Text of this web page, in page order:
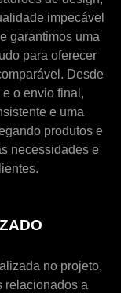
impecável
garantimos uma
para oferecer
Desde
o envio final,
e uma
produtos e
necessidades e
no projeto,
relacionados a